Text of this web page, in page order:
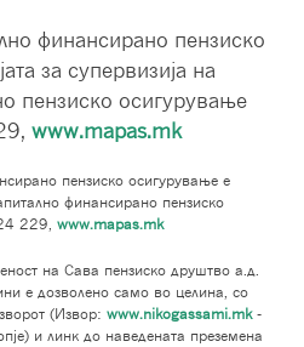
финансирано пензиско
за супервизија на
пензиско осигурување
www.mapas.mk
пензиско осигурување е
финансирано пензиско
229, www.mapas.mk
на Сава пензиско друштво а.д.
е дозволено само во целина, со
(Извор: www.nikogassami.mk-
и линк до наведената преземена